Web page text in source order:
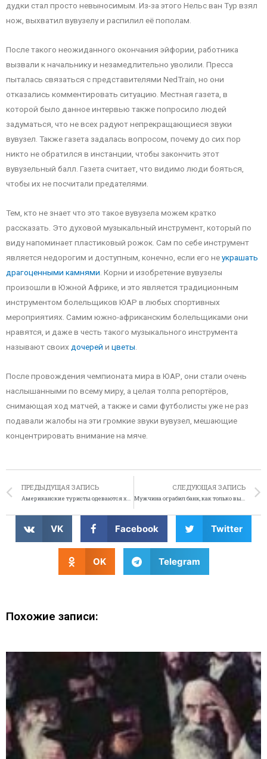
дудки стал просто невыносимым. Из-за этого Нельс ван Тур взял
нож, выхватил вувузелу и распилил её пополам.
После такого неожиданного окончания эйфории, работника
вызвали к начальнику и незамедлительно уволили. Пресса
пыталась связаться с представителями NedTrain, но они
отказались комментировать ситуацию. Местная газета, в
которой было данное интервью также попросило людей
задуматься, что не всех радуют непрекращающиеся звуки
вувузел. Также газета задалась вопросом, почему до сих пор
никто не обратился в инстанции, чтобы закончить этот
вувузельный балл. Газета считает, что видимо люди бояться,
чтобы их не посчитали предателями.
Тем, кто не знает что это такое вувузела можем кратко
рассказать. Это духовой музыкальный инструмент, который по
виду напоминает пластиковый рожок. Сам по себе инструмент
является недорогим и доступным, конечно, если его неукрашать
драгоценными камнями . Корни и изобретение вувузелы
произошли в Южной Африке, и это является традиционным
инструментом болельщиков ЮАР в любых спортивных
мероприятиях. Самим южно-африканским болельщиками они
нравятся, и даже в честь такого музыкального инструмента
называют своих дочерей и цветы
После провождения чемпионата мира в ЮАР, они стали очень
наслышанными по всему миру, а целая толпа репортёров,
снимающая ход матчей, а также и сами футболисты уже не раз
подавали жалобы на эти громкие звуки вувузел, мешающие
концентрировать внимание на мяче.
ПРЕДЫДУЩАЯ ЗАПИСЬ
Американские туристы одеваются хуже всех
СЛЕДУЮЩАЯ ЗАПИСЬ
Мужчина ограбил банк, как только вышел из тюрьмы
VK Facebook Twitter
OK Telegram
Похожие записи: